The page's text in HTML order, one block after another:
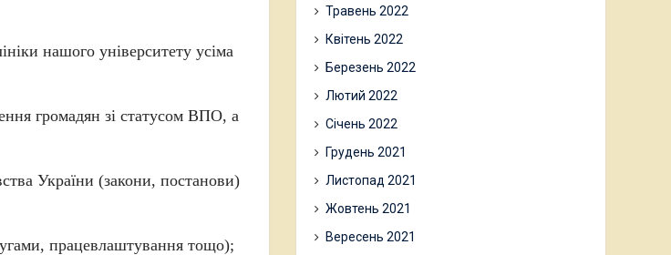
нашого університету усіма
громадян зі статусом ВПО, а
України (закони, постанови)
працевлаштування тощо);
Травень 2022
Квітень 2022
Березень 2022
Лютий 2022
Січень 2022
Грудень 2021
Листопад 2021
Жовтень 2021
Вересень 2021